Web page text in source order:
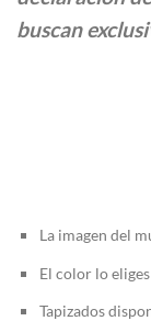
buscan
La imagen del
El color lo
Tapizados